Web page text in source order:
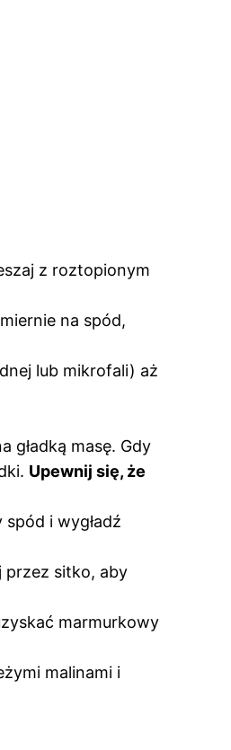
z roztopionym
na spód,
lub mikrofali) aż
gładką masę. Gdy
Upewnij się, że
i wygładź
przez sitko, aby
marmurkowy
malinami i